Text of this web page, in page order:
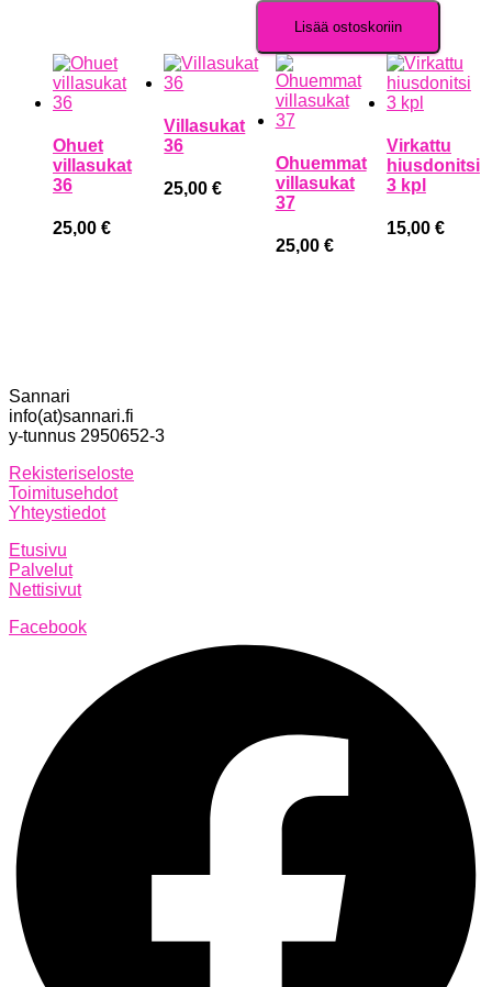
Lisää ostoskoriin
Ohuet
villasukat
36
25,00 €
Villasukat
36
25,00€
Ohuemmat
villasukat
37
25,00 €
Virkattu
hiusdonitsi
3 kpl
15,00 €
Sannari
info(at)sannari.fi
y-tunnus 2950652-3
Rekisteriseloste
Toimitusehdot
Yhteystiedot
Etusivu
Palvelut
Nettisivut
Facebook